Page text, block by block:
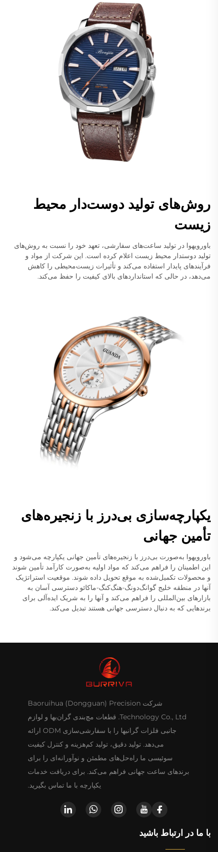
روش‌های تولید دوست‌دار محیط
زیست
باورویهوا در تولید ساعت‌های سفارشی، تعهد خود را نسبت به روش‌های
تولید دوستدار محیط زیست اعلام کرده است. این شرکت از مواد و
فرآیندهای پایدار استفاده می‌کند و تأثیرات زیست‌محیطی را کاهش
می‌دهد، در حالی که استانداردهای بالای کیفیت را حفظ می‌کند.
یکپارچه‌سازی بی‌درز با زنجیره‌های
تأمین جهانی
باورویهوا به‌صورت بی‌درز با زنجیره‌های تأمین جهانی یکپارچه می‌شود و
این اطمینان را فراهم می‌کند که مواد اولیه به‌صورت کارآمد تأمین شوند
و محصولات تکمیل‌شده به موقع تحویل داده شوند. موقعیت استراتژیک
آنها در منطقه خلیج گوانگ‌دونگ-هنگ‌کنگ-ماکائو دسترسی آسان به
بازارهای بین‌المللی را فراهم می‌کند و آنها را به شریک ایده‌آلی برای
برندهایی که به دنبال دسترسی جهانی هستند تبدیل می‌کند.
شرکت Baoruihua (Dongguan) Precision
Technology Co., Ltd. قطعات مچ‌بندی گران‌بها و لوازم
جانبی فلزات گرانبها را با سفارشی‌سازی ODM ارائه
می‌دهد. تولید دقیق، تولید کم‌هزینه و کنترل کیفیت
سوئیسی ما راه‌حل‌های مطمئن و نوآورانه‌ای را برای
برندهای ساعت جهانی فراهم می‌کند. برای دریافت خدمات
یکپارچه با ما تماس بگیرید.
با ما در ارتباط باشید